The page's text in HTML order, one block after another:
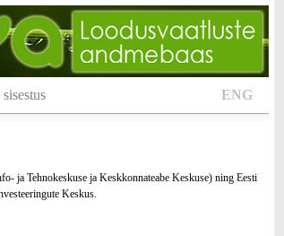
ENG
ja Tehnokeskuse ja Keskkonnateabe Keskuse) ning Eesti
Keskus.